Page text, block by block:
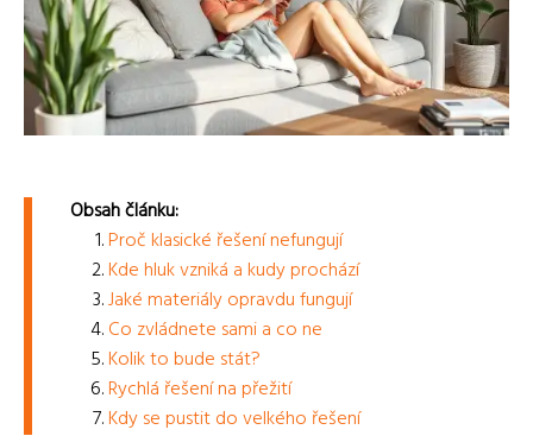
Obsah článku:
Proč klasické řešení nefungují
Kde hluk vzniká a kudy prochází
Jaké materiály opravdu fungují
Co zvládnete sami a co ne
Kolik to bude stát?
Rychlá řešení na přežití
Kdy se pustit do velkého řešení